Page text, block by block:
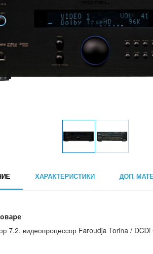
ХАРАКТЕРИСТИКИ ДОП.
7.2, видеопроцессор Faroudja Torina /